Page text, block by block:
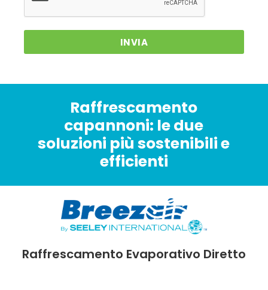
INVIA
Raffrescamento
capannoni: le due
soluzioni più sostenibili e
efficienti
Raffrescamento Evaporativo Diretto